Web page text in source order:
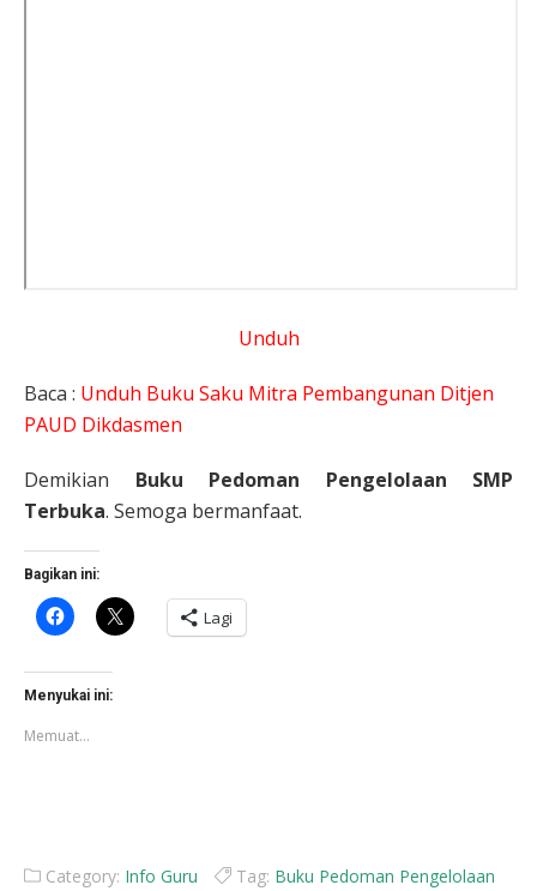
Unduh
Baca : Unduh Buku Saku Mitra Pembangunan Ditjen
PAUD Dikdasmen
Demikian Buku Pedoman Pengelolaan SMP
Terbuka. Semoga bermanfaat.
Bagikan ini:
Klik
untuk
Facebook(Membuka
di
jendela
baru)
Klik
untuk
berbagi
Lagi
Menyukai ini:
Memuat...
Category: Info Guru Tag: Buku Pedoman Pengelolaan